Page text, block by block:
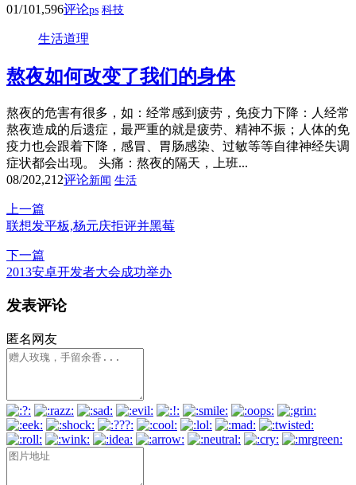
01/101,596评论ps 科技
生活道理
熬夜如何改变了我们的身体
熬夜的危害有很多，如：经常感到疲劳，免疫力下降：人经常
熬夜造成的后遗症，最严重的就是疲劳、精神不振；人体的免
疫力也会跟着下降，感冒、胃肠感染、过敏等等自律神经失调
症状都会出现。 头痛：熬夜的隔天，上班...
08/202,212评论新闻 生活
上一篇
联想发平板,杨元庆拒评并黑莓
下一篇
2013安卓开发者大会成功举办
发表评论
匿名网友